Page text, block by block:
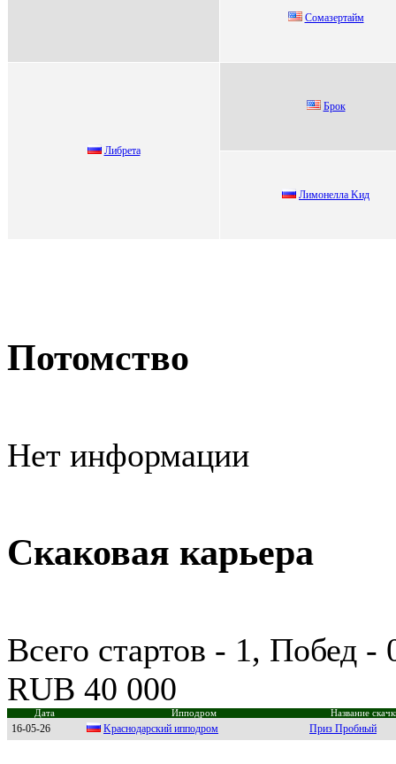
Coмазepтайм
Либpетa
Бpoк
Лимонeллa Kид
Потомство
Нет информации
Скаковая карьера
Всего стартов - 1, Побед
RUB 40 000
Дата Ипподром Название
16-05-26 Kpаснoдаpский иппoдpoм Приз Пробный